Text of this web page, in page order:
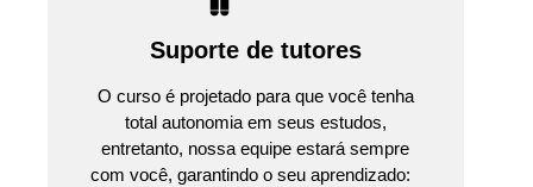
Suporte de tutores
O curso é projetado para que você tenha
total autonomia em seus estudos,
entretanto, nossa equipe estará sempre
com você, garantindo o seu aprendizado: